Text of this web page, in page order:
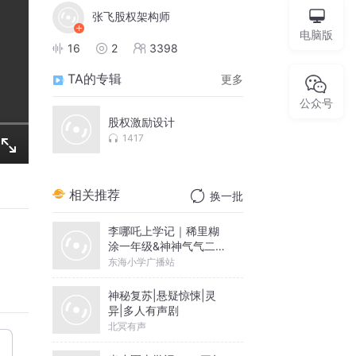
张飞股权架构师
16 2 3398
TA的专辑 更多
股权激励设计
1417
相关推荐 换一批
李哪吒上学记｜稀里糊
涂一年级&神神气气二年
级
东海小学广播站
神秘复苏|悬疑惊悚|灵
异|多人有声剧
北冥有声
电脑版
公众号